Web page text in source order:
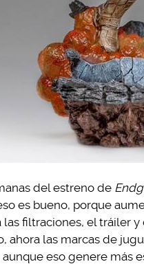
del estreno de
es bueno, porque
las filtraciones, el tráiler
ahora las marcas de
eso genere más